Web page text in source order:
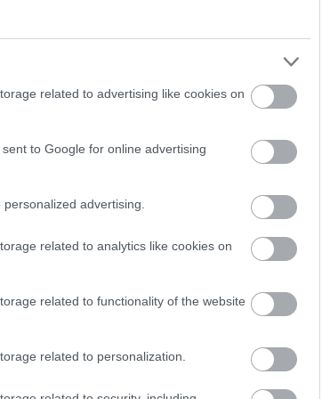
related to advertising like cookies on
to Google for online advertising
advertising.
related to analytics like cookies on
related to functionality of the website
related to personalization.
alaplogikák, utána pedig
esetleg újratervezhetjük az egészet eggyel
fogunk a böngészőkompatibilitási
hardveres és böngészőt érintő
az iPad 1 és iPad 2 között is van akkora
okozhat a javascriptek nyakló nélküli
a cache vagy a javascript futtatási képességek
fogunk visszafordulni. Mert reszponzív
logikailag szigorúan koherens szemléletet
gridekben, flexibilis képekben és media